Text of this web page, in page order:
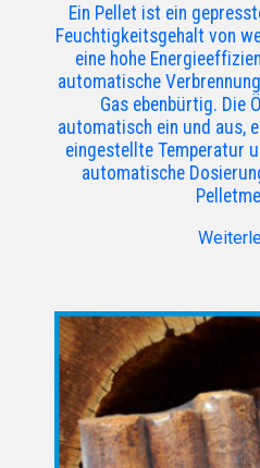
Ein Pellet ist ein
Feuchtigkeitsgehalt von
eine hohe
automatische
Gas ebenbürtig. Die
automatisch ein und aus,
eingestellte Temperatur
automatische